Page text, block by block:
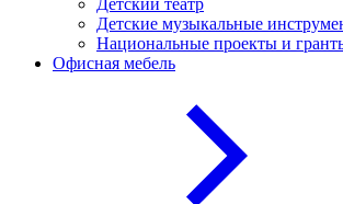
Детский театр
Детские музыкальные
Национальные проекты и
Офисная мебель